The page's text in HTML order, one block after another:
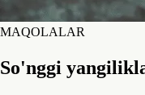
MAQOLALAR
So'nggi